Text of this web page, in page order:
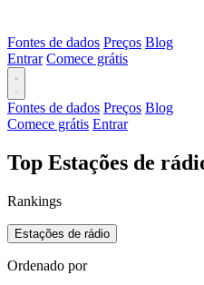
Fontes de dados Preços Blog
Entrar Comece grátis
Fontes de dados Preços Blog
Comece grátis Entrar
Top Estações de
Rankings
Estações de rádio
Ordenado por